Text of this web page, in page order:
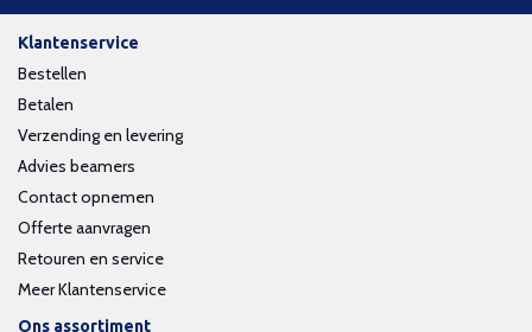
Klantenservice
Bestellen
Betalen
Verzending en levering
Advies beamers
Contact opnemen
Offerte aanvragen
Retouren en service
Meer Klantenservice
Ons assortiment